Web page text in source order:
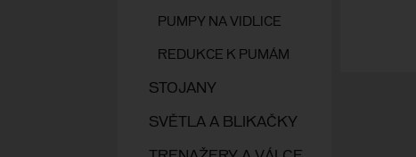
PUMPY NA VIDLICE
REDUKCE K PUMÁM
STOJANY
SVĚTLA A BLIKAČKY